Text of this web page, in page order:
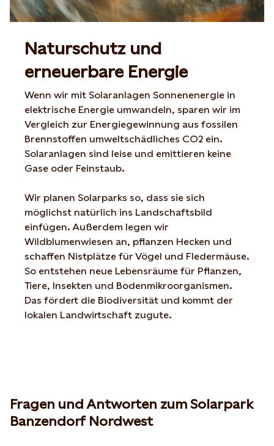
Naturschutz und
erneuerbare Energie
Wenn wir mit Solaranlagen Sonnenenergie in
elektrische Energie umwandeln, sparen wir im
Vergleich zur Energiegewinnung aus fossilen
Brennstoffen umweltschädliches CO2 ein.
Solaranlagen sind leise und emittieren keine
Gase oder Feinstaub.
Wir planen Solarparks so, dass sie sich
möglichst natürlich ins Landschaftsbild
einfügen. Außerdem legen wir
Wildblumenwiesen an, pflanzen Hecken und
schaffen Nistplätze für Vögel und Fledermäuse.
So entstehen neue Lebensräume für Pflanzen,
Tiere, Insekten und Bodenmikroorganismen.
Das fördert die Biodiversität und kommt der
lokalen Landwirtschaft zugute.
Fragen und Antworten zum Solarpark
Banzendorf Nordwest